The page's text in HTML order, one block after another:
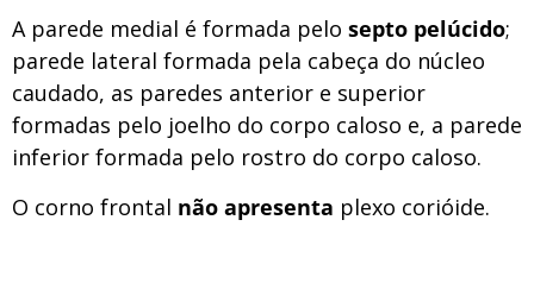
A parede medial é formada pelo septo pelúcido;
parede lateral formada pela cabeça do núcleo
caudado, as paredes anterior e superior
formadas pelo joelho do corpo caloso e, a parede
inferior formada pelo rostro do corpo caloso.
O corno frontal não apresenta plexo corióide.